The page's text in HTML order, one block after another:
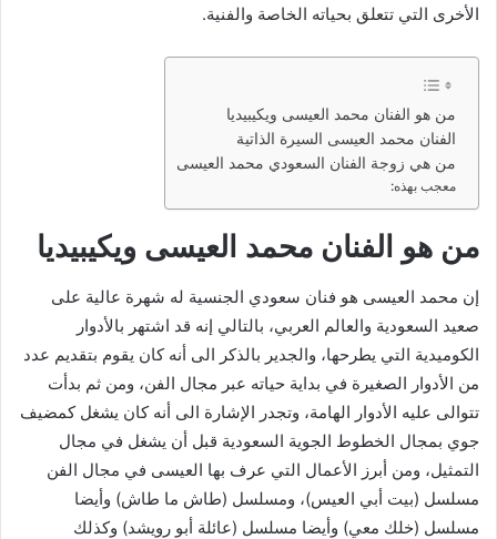
الأخرى التي تتعلق بحياته الخاصة والفنية.
من هو الفنان محمد العيسى ويكيبيديا
الفنان محمد العيسى السيرة الذاتية
من هي زوجة الفنان السعودي محمد العيسى
معجب بهذه:
من هو الفنان محمد العيسى ويكيبيديا
إن محمد العيسى هو فنان سعودي الجنسية له شهرة عالية على
صعيد السعودية والعالم العربي، بالتالي إنه قد اشتهر بالأدوار
الكوميدية التي يطرحها، والجدير بالذكر الى أنه كان يقوم بتقديم عدد
من الأدوار الصغيرة في بداية حياته عبر مجال الفن، ومن ثم بدأت
تتوالى عليه الأدوار الهامة، وتجدر الإشارة الى أنه كان يشغل كمضيف
جوي بمجال الخطوط الجوية السعودية قبل أن يشغل في مجال
التمثيل، ومن أبرز الأعمال التي عرف بها العيسى في مجال الفن
مسلسل (بيت أبي العيس)، ومسلسل (طاش ما طاش) وأيضا
مسلسل (خلك معي) وأيضا مسلسل (عائلة أبو رويشد) وكذلك